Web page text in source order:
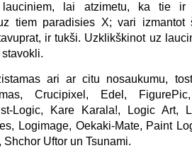
lai atzimetu, ka tie ir
tiem paradisies X; vari
ir tukši. Uzklikškinot uz
ari ar citu nosaukumu,
Crucipixel, Edel,
Logic, Kare Karala!, Logic Art,
Logimage, Oekaki-Mate, Paint
Uftor un Tsunami.